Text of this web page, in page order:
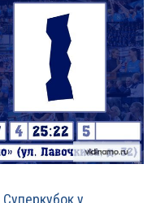
у